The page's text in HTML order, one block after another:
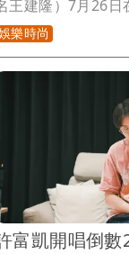
王建隆）7月26日
歲。明（7日）起
唁。今靈堂照片曝
，露出陽光溫暖
保養品代言而拍攝
張照片，發文祝福
卻是白髮人送黑髮
樂時尚
富凱開唱倒